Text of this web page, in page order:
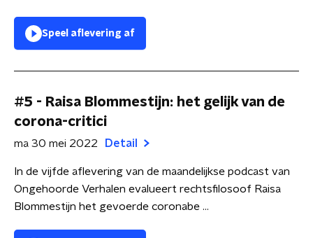
Speel aflevering af
#5 - Raisa Blommestijn: het gelijk van de
corona-critici
ma 30 mei 2022 Detail
In de vijfde aflevering van de maandelijkse podcast van
Ongehoorde Verhalen evalueert rechtsfilosoof Raisa
Blommestijn het gevoerde coronabe ...